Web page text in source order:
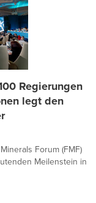
Regierungen
legt den
Forum (FMF)
Meilenstein in